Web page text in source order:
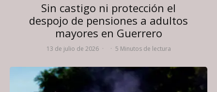
Sin castigo ni protección el
despojo de pensiones a adultos
mayores en Guerrero
13 de julio de 2026 · · 5 Minutos de lectura